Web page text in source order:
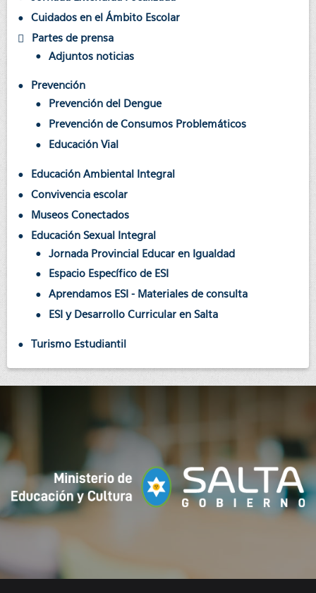
Cuidados en el Ámbito Escolar
Partes de prensa
Adjuntos noticias
Prevención
Prevención del Dengue
Prevención de Consumos Problemáticos
Educación Vial
Educación Ambiental Integral
Convivencia escolar
Museos Conectados
Educación Sexual Integral
Jornada Provincial Educar en Igualdad
Espacio Específico de ESI
Aprendamos ESI - Materiales de consulta
ESI y Desarrollo Curricular en Salta
Turismo Estudiantil